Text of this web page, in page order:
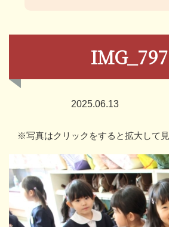
2025.06.13
※写真はクリックをすると拡大して見